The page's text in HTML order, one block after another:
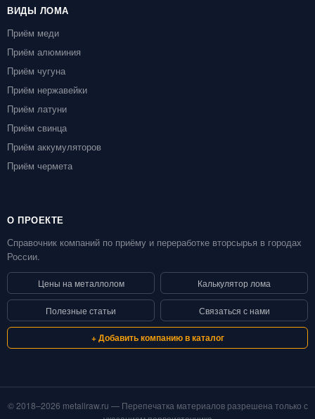
ВИДЫ ЛОМА
Приём меди
Приём алюминия
Приём чугуна
Приём нержавейки
Приём латуни
Приём свинца
Приём аккумуляторов
Приём чермета
О ПРОЕКТЕ
Справочник компаний по приёму и переработке вторсырья в городах
России.
Цены на металлолом Калькулятор лома
Полезные статьи Связаться с нами
+ Добавить компанию в каталог
© 2018–2026 metallraw.ru — Перепечатка материалов разрешена только с